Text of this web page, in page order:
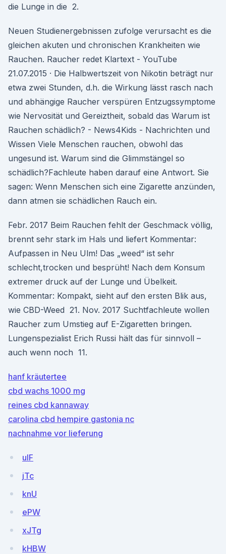
die Lunge in die 2.
Neuen Studienergebnissen zufolge verursacht es die
gleichen akuten und chronischen Krankheiten wie
Rauchen. Raucher redet Klartext - YouTube
21.07.2015 · Die Halbwertszeit von Nikotin beträgt nur
etwa zwei Stunden, d.h. die Wirkung lässt rasch nach
und abhängige Raucher verspüren Entzugssymptome
wie Nervosität und Gereiztheit, sobald das Warum ist
Rauchen schädlich? - News4Kids - Nachrichten und
Wissen Viele Menschen rauchen, obwohl das
ungesund ist. Warum sind die Glimmstängel so
schädlich?Fachleute haben darauf eine Antwort. Sie
sagen: Wenn Menschen sich eine Zigarette anzünden,
dann atmen sie schädlichen Rauch ein.
Febr. 2017 Beim Rauchen fehlt der Geschmack völlig,
brennt sehr stark im Hals und liefert Kommentar:
Aufpassen in Neu Ulm! Das „weed“ ist sehr
schlecht,trocken und besprüht! Nach dem Konsum
extremer druck auf der Lunge und Übelkeit.
Kommentar: Kompakt, sieht auf den ersten Blik aus,
wie CBD-Weed 21. Nov. 2017 Suchtfachleute wollen
Raucher zum Umstieg auf E-Zigaretten bringen.
Lungenspezialist Erich Russi hält das für sinnvoll –
auch wenn noch 11.
hanf kräutertee
cbd wachs 1000 mg
reines cbd kannaway
carolina cbd hempire gastonia nc
nachnahme vor lieferung
uIF
jTc
knU
ePW
xJTg
kHBW